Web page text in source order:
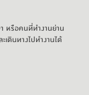
หรือคนที่ทำงานย่าน
ดินทางไปทำงานได้